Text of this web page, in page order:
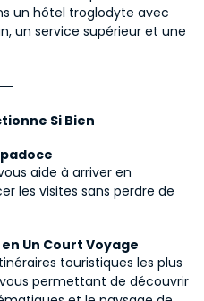
un hôtel troglodyte avec
un service supérieur et une
Si Bien
aide à arriver en
les visites sans perdre de
Un Court Voyage
touristiques les plus
permettant de découvrir